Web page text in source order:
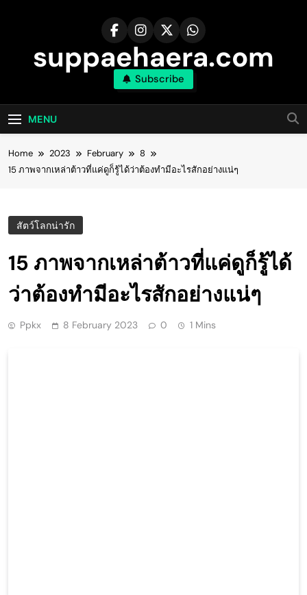
suppaehaera.com
Subscribe
MENU
Home 2023 February
8
15 ภาพจากเหล่าต้าวที่แค่ดูก็รู้ได้ว่าต้องทำมีอะไรสักอย่างแน่ๆ
สัตว์โลกน่ารัก
15 ภาพจากเหล่าต้าวที่แค่ดูก็รู้ได้
ว่าต้องทำมีอะไรสักอย่างแน่ๆ
Ppkx 8 February 2023 0 1 Mins